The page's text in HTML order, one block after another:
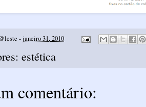
-janeiro 31, 2010
estética
comentário: